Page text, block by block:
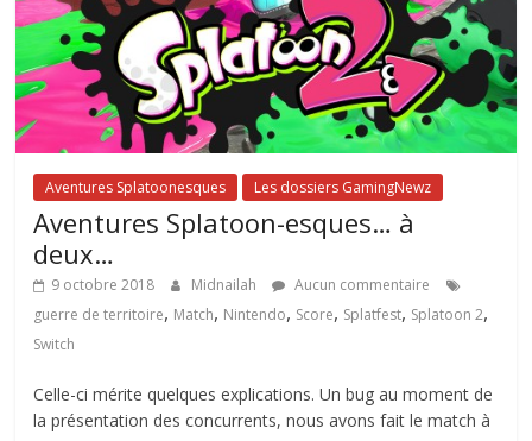
Aventures Splatoonesques Les dossiers GamingNewz
Aventures Splatoon-esques… à
deux…
9 octobre 2018 Midnailah
Aucun commentaire
guerre de territoire, Match, Nintendo, Score, Splatfest, Splatoon 2,
Switch
Celle-ci mérite quelques explications. Un bug au moment de
la présentation des concurrents, nous avons fait le match à